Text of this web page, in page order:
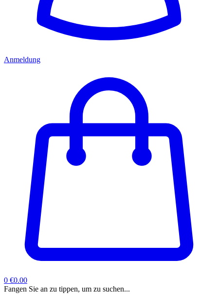
Anmeldung
0 €0.00
Fangen Sie an zu tippen, um zu suchen...